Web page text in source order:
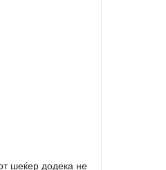
шеќер додека не